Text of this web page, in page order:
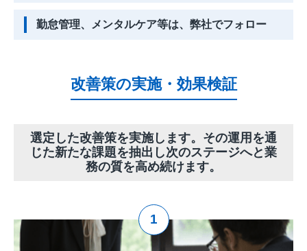
勤怠管理、メンタルケア等は、弊社でフォロー
改善策の実施・効果検証
選定した改善策を実施します。その運用を通
じた新たな課題を抽出し次のステージへと業
務の質を高め続けます。
1